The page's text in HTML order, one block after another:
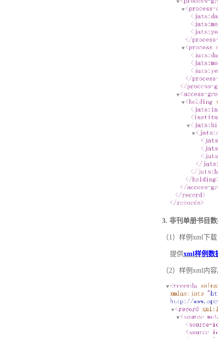
3. 非刊单册书目
（1）样例xml下载
提供xml样例数
（2）样例xml内